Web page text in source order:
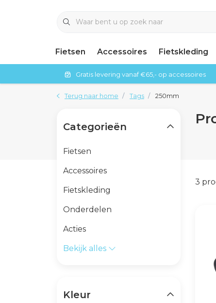
Fietsen Accessoires Fietskleding
Gratis levering vanaf €65,- op accessoires
Terug naar home Tags 250mm
3
Categorieën
Fietsen
Accessoires
Fietskleding
Onderdelen
Acties
Bekijk alles
Kleur